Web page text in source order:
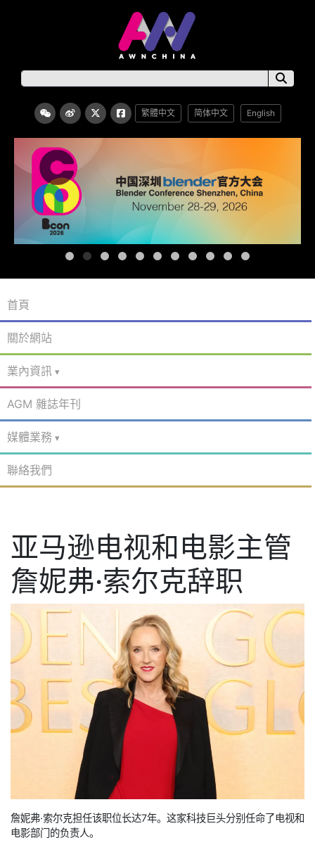
繁體中文 简体中文 English
首頁
關於網站
業內資訊
AGM 雜誌年刊
媒體業務
聯絡我們
亚马逊电视和电影主管
詹妮弗·索尔克辞职
詹妮弗·索尔克担任该职位长达7年。这家科技巨头分别任命了电视和
电影部门的负责人。